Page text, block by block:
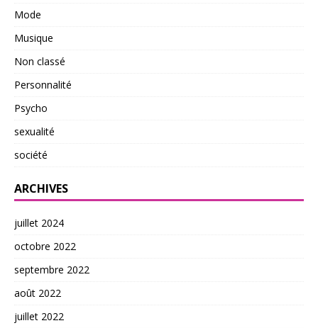
Mode
Musique
Non classé
Personnalité
Psycho
sexualité
société
ARCHIVES
juillet 2024
octobre 2022
septembre 2022
août 2022
juillet 2022